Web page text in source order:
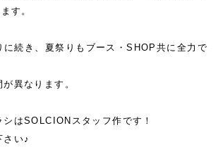
す。
に続き、夏祭りもブース・SHOP共に全力で
異なります。
はSOLCIONスタッフ作です！
さい♪